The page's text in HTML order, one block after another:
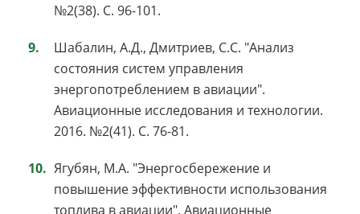
№2(38). С. 96-101.
Шабалин, А.Д., Дмитриев, С.С. "Анализ
состояния систем управления
энергопотреблением в авиации".
Авиационные исследования и технологии.
2016. №2(41). С. 76-81.
Ягубян, М.А. "Энергосбережение и
повышение эффективности использования
топлива в авиации". Авиационные